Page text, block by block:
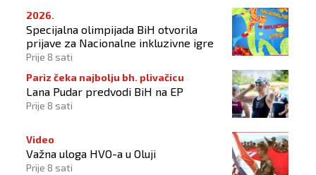
2026.
Specijalna olimpijada BiH otvorila
prijave za Nacionalne inkluzivne igre
Prije 8 sati
Pariz čeka najbolju bh. plivačicu
Lana Pudar predvodi BiH na EP
Prije 8 sati
Video
Važna uloga HVO-a u Oluji
Prije 8 sati